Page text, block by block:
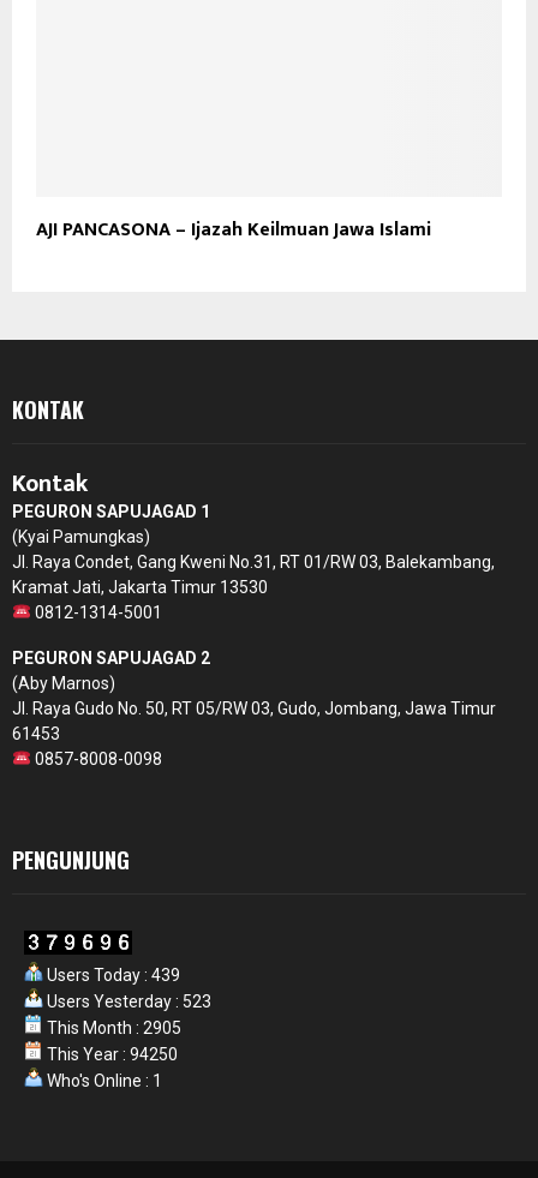
AJI PANCASONA – Ijazah Keilmuan Jawa Islami
KONTAK
Kontak
PEGURON SAPUJAGAD 1
(Kyai Pamungkas)
Jl. Raya Condet, Gang Kweni No.31, RT 01/RW 03, Balekambang,
Kramat Jati, Jakarta Timur 13530
0812-1314-5001
PEGURON SAPUJAGAD 2
(Aby Marnos)
Jl. Raya Gudo No. 50, RT 05/RW 03, Gudo, Jombang, Jawa Timur
61453
0857-8008-0098
PENGUNJUNG
Users Today : 439
Users Yesterday : 523
This Month : 2905
This Year : 94250
Who's Online : 1